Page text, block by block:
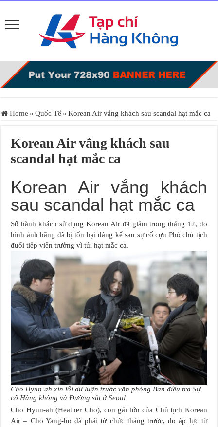
Home » Quốc Tế » Korean Air vắng khách sau scandal hạt mắc ca
Korean Air vắng khách sau
scandal hạt mắc ca
Korean Air vắng khách
sau scandal hạt mắc ca
Số hành khách sử dụng Korean Air đã giảm trong tháng 12, do
hình ảnh hãng đã bị tổn hại đáng kể sau sự cố cựu Phó chủ tịch
đuổi tiếp viên trưởng vì túi hạt mắc ca.
Cho Hyun-ah xin lỗi dư luận trước văn phòng Ban điều tra Sự
cố Hàng không và Đường sắt ở Seoul
Cho Hyun-ah (Heather Cho), con gái lớn của Chủ tịch Korean
Air – Cho Yang-ho đã phải từ chức tháng trước, do áp lực từ